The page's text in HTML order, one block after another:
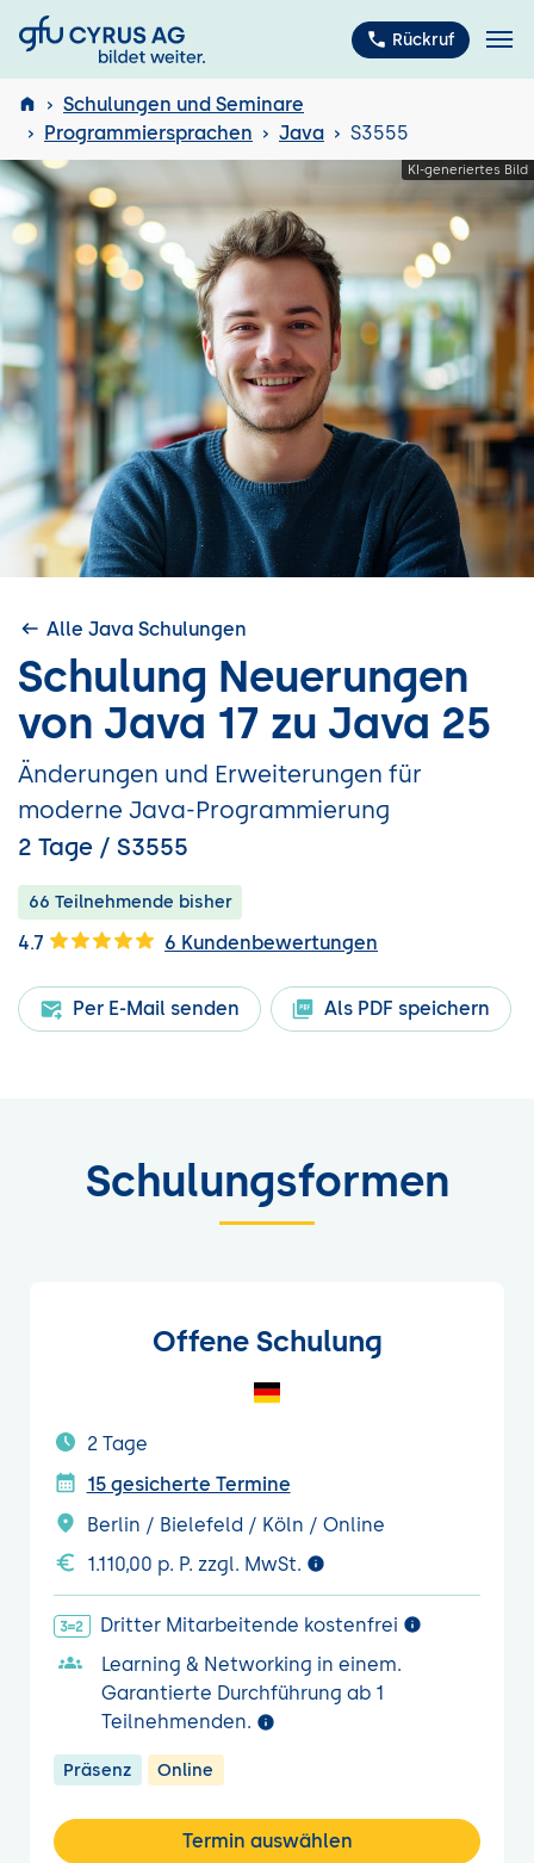
GFU Cyrus AG Rückruf
ISTQB ®
Schulungen und Seminare
Programmiersprachen
Java S3555
Alle Java Schulungen
Schulung Neuerungen
von Java 17 zu Java 25
Änderungen und Erweiterungen für
moderne Java-Programmierung
2 Tage / S3555
66 Teilnehmende bisher
4.7 6 Kundenbewertungen
Per E-Mail senden Als PDF speichern
Schulungsformen
Offene Schulung
2 Tage
15 gesicherte Termine
Berlin / Bielefeld / Köln / Online
1.110,00 p. P. zzgl. MwSt.
Dritter Mitarbeitende kostenfrei
Learning & Networking in einem.
Garantierte Durchführung ab 1
Teilnehmenden.
Präsenz Online
Termin auswählen